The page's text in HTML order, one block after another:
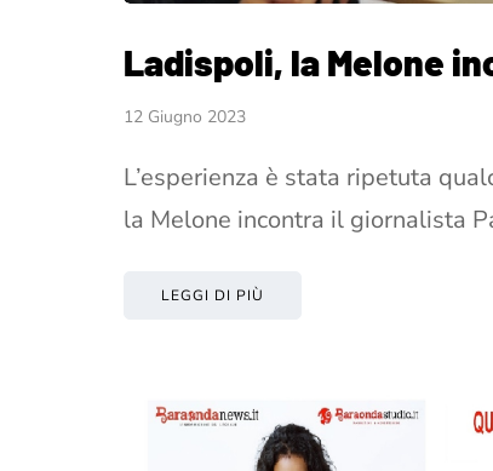
Ladispoli, la Melone
12 Giugno 2023
L’esperienza è stata ripetuta
la Melone incontra il giornalista
LEGGI DI PIÙ